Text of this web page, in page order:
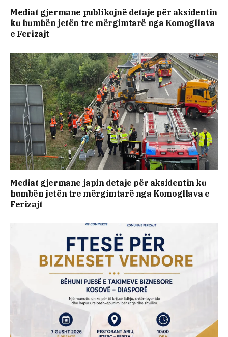
Mediat gjermane publikojnë detaje për aksidentin
ku humbën jetën tre mërgimtarë nga Komogllava
e Ferizajt
Mediat gjermane japin detaje për aksidentin ku
humbën jetën tre mërgimtarë nga Komogllava e
Ferizajt